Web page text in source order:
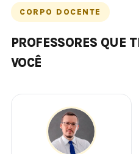
CORPO DOCENTE
PROFESSORES QUE
VOCÊ